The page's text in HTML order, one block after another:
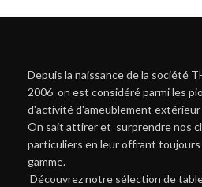
Depuis la naissance de la société
2006 on est considéré parmi les
d'activité d'ameublement
On sait attirer et surprendre nos
particuliers en leur offrant
gamme.
Découvrez notre sélection de